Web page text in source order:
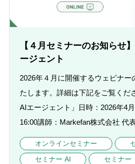
【４月セミナーのお知らせ
ージェント
2026年４月に開催するウェビナー
たします。詳細は下記をご覧くだ
AIエージェント」日時：2026年4
16:00講師：Markefan株式会社 代
オンラインセミナー
セミナー AI
セミナ